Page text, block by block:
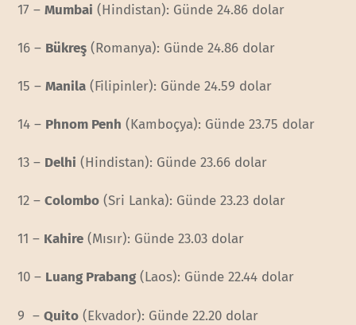
17 –Mumbai (Hindistan): Günde 24.86 dolar
16 – Bükreş (Romanya): Günde 24.86 dolar
15 –Manila (Filipinler): Günde 24.59 dolar
14 – Phnom Penh (Kamboçya): Günde 23.75 dolar
13 – Delhi (Hindistan): Günde 23.66 dolar
12 –Colombo (Sri Lanka): Günde 23.23 dolar
11 – Kahire (Mısır): Günde 23.03 dolar
10 – Luang Prabang(Laos): Günde 22.44 dolar
9 –Quito (Ekvador): Günde 22.20 dolar